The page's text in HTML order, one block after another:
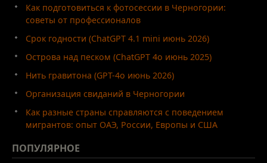
Как подготовиться к фотосессии в Черногории:
советы от профессионалов
Срок годности (ChatGPT 4.1 mini июнь 2026)
Острова над песком (ChatGPT 4o июнь 2025)
Нить гравитона (GPT-4o июнь 2026)
Организация свиданий в Черногории
Как разные страны справляются с поведением
мигрантов: опыт ОАЭ, России, Европы и США
ПОПУЛЯРНОЕ